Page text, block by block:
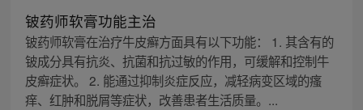
铍药师软膏功能主治
铍药师软膏在治疗牛皮癣方面具有以下功能： 1. 其含有的
铍成分具有抗炎、抗菌和抗过敏的作用，可缓解和控制牛
皮癣症状。 2. 能通过抑制炎症反应，减轻病变区域的瘙
痒、红肿和脱屑等症状，改善患者生活质量。...